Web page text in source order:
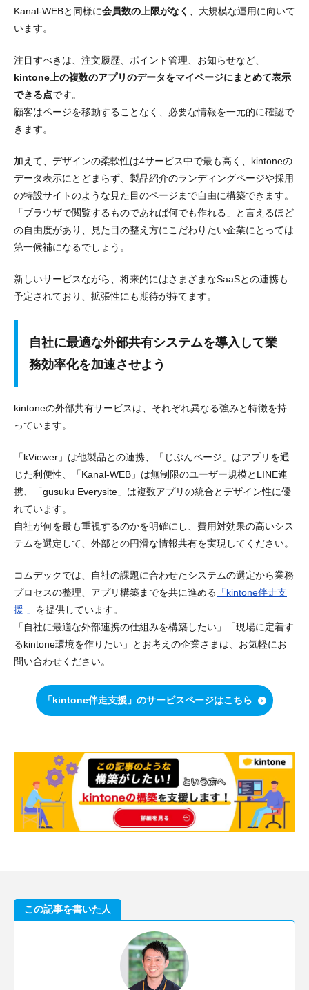
Kanal-WEBと同様に会員数の上限がなく
、大規模な運用に向いて
います。
注目すべきは、注文履歴、ポイント管理、お知らせなど、
kintone上の複数のアプリのデータをマイページにまとめて表示
できる点です。
顧客はページを移動することなく、必要な情報を一元的に確認で
きます。
加えて、デザインの柔軟性は4サービス中で最も高く、kintoneの
データ表示にとどまらず、製品紹介のランディングページや採用
の特設サイトのような見た目のページまで自由に構築できます。
「ブラウザで閲覧するものであれば何でも作れる」と言えるほど
の自由度があり、見た目の整え方にこだわりたい企業にとっては
第一候補になるでしょう。
新しいサービスながら、将来的にはさまざまなSaaSとの連携も
予定されており、拡張性にも期待が持てます。
自社に最適な外部共有システムを導入して業
務効率化を加速させよう
kintoneの外部共有サービスは、それぞれ異なる強みと特徴を持
っています。
「kViewer」は他製品との連携、「じぶんページ」はアプリを通
じた利便性、「Kanal-WEB」は無制限のユーザー規模とLINE連
携、「gusuku Everysite」は複数アプリの統合とデザイン性に優
れています。
自社が何を最も重視するのかを明確にし、費用対効果の高いシス
テムを選定して、外部との円滑な情報共有を実現してください。
コムデックでは、自社の課題に合わせたシステムの選定から業務
プロセスの整理、アプリ構築までを共に進める 「kintone伴走支
援 」 を提供しています。
「自社に最適な外部連携の仕組みを構築したい」「現場に定着す
るkintone環境を作りたい」とお考えの企業さまは、お気軽にお
問い合わせください。
「kintone伴走支援」のサービスページはこちら
この記事を書いた人